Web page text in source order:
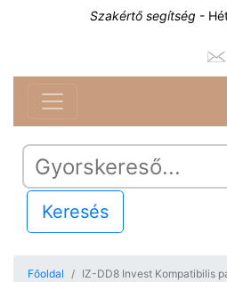
Szakértő segítség -
Keresés
Főoldal IZ-DD8 Invest Kompatibilis